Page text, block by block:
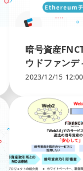
暗号資産
ウドファンデ
のポイントチ
2023/12/15 12:00